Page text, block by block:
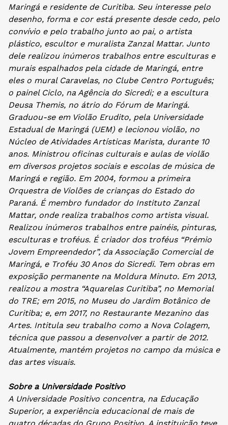
Maringá e residente de Curitiba. Seu interesse pelo
desenho, forma e cor está presente desde cedo, pelo
convívio e pelo trabalho junto ao pai, o artista
plástico, escultor e muralista Zanzal Mattar. Junto
dele realizou inúmeros trabalhos entre esculturas e
murais espalhados pela cidade de Maringá, entre
eles o mural Caravelas, no Clube Centro Português;
o painel Ciclo, na Agência do Sicredi; e a escultura
Deusa Themis, no átrio do Fórum de Maringá.
Graduou-se em Violão Erudito, pela Universidade
Estadual de Maringá (UEM) e lecionou violão, no
Núcleo de Atividades Artísticas Marista, durante 10
anos. Ministrou oficinas culturais e aulas de violão
em diversos projetos sociais e escolas de música de
Maringá e região. Em 2004, formou a primeira
Orquestra de Violões de crianças do Estado do
Paraná. É membro fundador do Instituto Zanzal
Mattar, onde realiza trabalhos como artista visual.
Realizou inúmeros trabalhos entre painéis, pinturas,
esculturas e troféus. É criador dos troféus “Prémio
Jovem Empreendedor”, da Associação Comercial de
Maringá, e Troféu 30 Anos do Sicredi. Tem obras em
exposição permanente na Moldura Minuto. Em 2013,
realizou a mostra “Aquarelas Curitiba”, no Memorial
do TRE; em 2015, no Museu do Jardim Botânico de
Curitiba; e, em 2017, no Restaurante Mezanino das
Artes. Intitula seu trabalho como a Nova Colagem,
técnica que passou a desenvolver a partir de 2012.
Atualmente, mantém projetos no campo da música e
das artes visuais.
Sobre a Universidade Positivo
A Universidade Positivo concentra, na Educação
Superior, a experiência educacional de mais de